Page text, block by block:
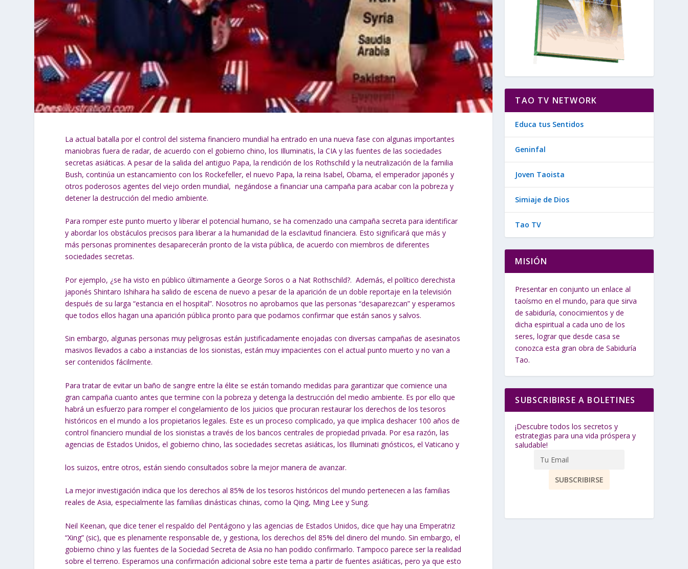
La actual batalla por el control del sistema financiero mundial ha entrado en una nueva fase con algunas importantes
maniobras fuera de radar, de acuerdo con el gobierno chino, los Illuminatis, la CIA y las fuentes de las sociedades
secretas asiáticas. A pesar de la salida del antiguo Papa, la rendición de los Rothschild y la neutralización de la familia
Bush, continúa un estancamiento con los Rockefeller, el nuevo Papa, la reina Isabel, Obama, el emperador japonés y
otros poderosos agentes del viejo orden mundial, negándose a financiar una campaña para acabar con la pobreza y
detener la destrucción del medio ambiente.
Para romper este punto muerto y liberar el potencial humano, se ha comenzado una campaña secreta para identificar
y abordar los obstáculos precisos para liberar a la humanidad de la esclavitud financiera. Esto significará que más y
más personas prominentes desaparecerán pronto de la vista pública, de acuerdo con miembros de diferentes
sociedades secretas.
Por ejemplo, ¿se ha visto en público últimamente a George Soros o a Nat Rothschild?. Además, el político derechista
japonés Shintaro Ishihara ha salido de escena de nuevo a pesar de la aparición de un doble reportaje en la televisión
después de su larga “estancia en el hospital”. Nosotros no aprobamos que las personas “desaparezcan” y esperamos
que todos ellos hagan una aparición pública pronto para que podamos confirmar que están sanos y salvos.
Sin embargo, algunas personas muy peligrosas están justificadamente enojadas con diversas campañas de asesinatos
masivos llevados a cabo a instancias de los sionistas, están muy impacientes con el actual punto muerto y no van a
ser contenidos fácilmente.
Para tratar de evitar un baño de sangre entre la élite se están tomando medidas para garantizar que comience una
gran campaña cuanto antes que termine con la pobreza y detenga la destrucción del medio ambiente. Es por ello que
habrá un esfuerzo para romper el congelamiento de los juicios que procuran restaurar los derechos de los tesoros
históricos en el mundo a los propietarios legales. Este es un proceso complicado, ya que implica deshacer 100 años de
control financiero mundial de los sionistas a través de los bancos centrales de propiedad privada. Por esa razón, las
agencias de Estados Unidos, el gobierno chino, las sociedades secretas asiáticas, los Illuminati gnósticos, el Vaticano y
los suizos, entre otros, están siendo consultados sobre la mejor manera de avanzar.
La mejor investigación indica que los derechos al 85% de los tesoros históricos del mundo pertenecen a las familias
reales de Asia, especialmente las familias dinásticas chinas, como la Qing, Ming Lee y Sung.
Neil Keenan, que dice tener el respaldo del Pentágono y las agencias de Estados Unidos, dice que hay una Emperatriz
“Xing” (sic), que es plenamente responsable de, y gestiona, los derechos del 85% del dinero del mundo. Sin embargo, el
gobierno chino y las fuentes de la Sociedad Secreta de Asia no han podido confirmarlo. Tampoco parece ser la realidad
sobre el terreno. Esperamos una confirmación adicional sobre este tema a partir de fuentes asiáticas, pero ya que esto
TAO TV NETWORK
Educa tus Sentidos
Geninfal
Joven Taoista
Simiaje de Dios
Tao TV
MISIÓN
Presentar en conjunto un enlace al
taoísmo en el mundo, para que sirva
de sabiduría, conocimientos y de
dicha espiritual a cada uno de los
seres, lograr que desde casa se
conozca esta gran obra de Sabiduría
Tao.
SUBSCRIBIRSE A BOLETINES
¡Descubre todos los secretos y
estrategias para una vida próspera y
saludable!